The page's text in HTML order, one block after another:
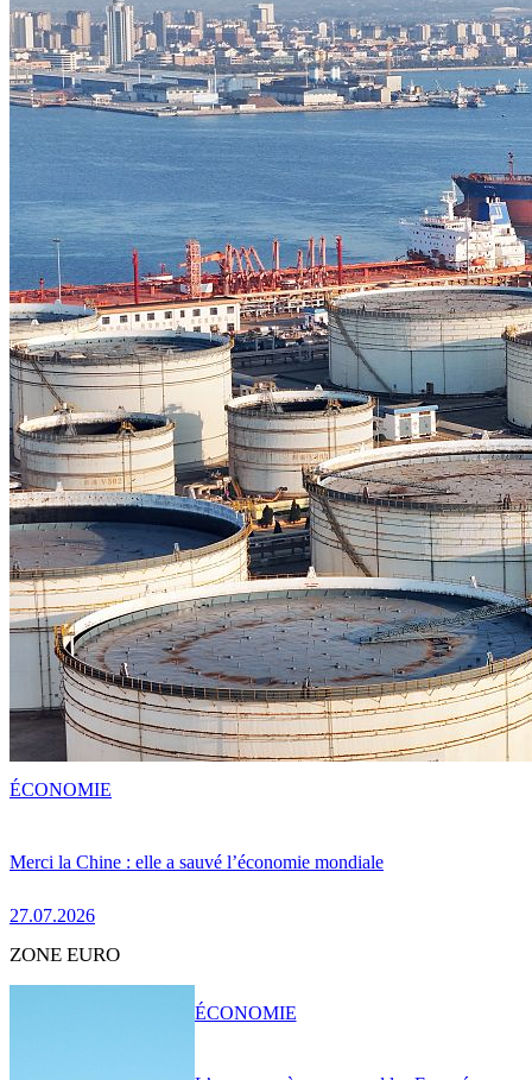
Merci la Chine : elle a sauvé l’économie mondiale
27.07.2026
ÉCONOMIE
ZONE EURO
ÉCONOMIE